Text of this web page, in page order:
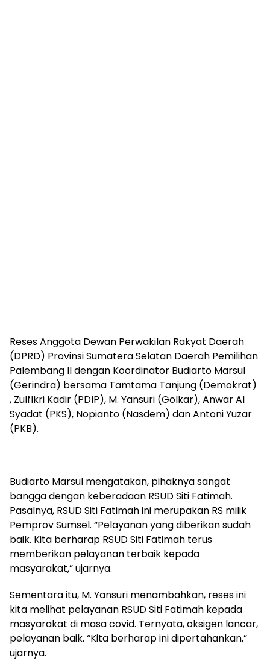
Reses Anggota Dewan Perwakilan Rakyat Daerah
(DPRD) Provinsi Sumatera Selatan Daerah Pemilihan
Palembang II dengan Koordinator Budiarto Marsul
(Gerindra) bersama Tamtama Tanjung (Demokrat)
, Zulflkri Kadir (PDIP), M. Yansuri (Golkar), Anwar Al
Syadat (PKS), Nopianto (Nasdem) dan Antoni Yuzar
(PKB).
Budiarto Marsul mengatakan, pihaknya sangat
bangga dengan keberadaan RSUD Siti Fatimah.
Pasalnya, RSUD Siti Fatimah ini merupakan RS milik
Pemprov Sumsel. “Pelayanan yang diberikan sudah
baik. Kita berharap RSUD Siti Fatimah terus
memberikan pelayanan terbaik kepada
masyarakat,” ujarnya.
Sementara itu, M. Yansuri menambahkan, reses ini
kita melihat pelayanan RSUD Siti Fatimah kepada
masyarakat di masa covid. Ternyata, oksigen lancar,
pelayanan baik. “Kita berharap ini dipertahankan,”
ujarnya.